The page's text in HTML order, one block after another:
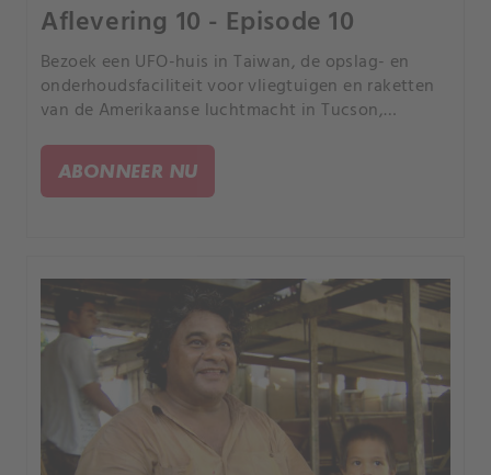
Aflevering 10 - Episode 10
Bezoek een UFO-huis in Taiwan, de opslag- en
onderhoudsfaciliteit voor vliegtuigen en raketten
van de Amerikaanse luchtmacht in Tucson,
oorlogsmunitie als alledaagse voorwerpen
gebruikt.
ABONNEER NU